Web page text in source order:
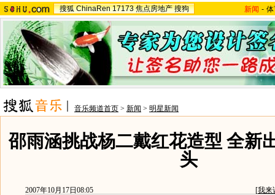
搜狐 ChinaRen 17173 焦点房地产 搜狗 新闻 -
音乐频道首页 > 新闻 > 明星新闻
邵雨涵挑战杨二戴红花造型 全新
头
2007年10月17日08:05 [我来